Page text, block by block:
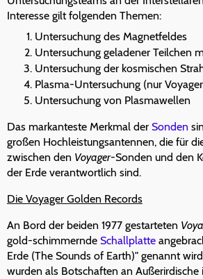
Interesse gilt folgenden Themen:
Untersuchung des Magnetfeldes
Untersuchung geladener Teilchen
Untersuchung der kosmischen
Plasma-Untersuchung (nur
Untersuchung von Plasmawellen
Das markanteste Merkmal der Sonden
großen Hochleistungsantennen, die für
zwischen den Voyager-Sonden und den
der Erde verantwortlich sind.
Die Voyager Golden Records
An Bord der beiden 1977 gestarteten
gold-schimmernde Schallplatte
Erde (The Sounds of Earth)" genannt
wurden als Botschaften an